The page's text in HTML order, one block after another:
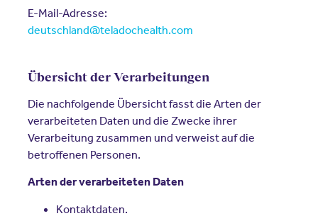
E-Mail-Adresse:
deutschland@teladochealth.com
Übersicht der Verarbeitungen
Die nachfolgende Übersicht fasst die Arten der
verarbeiteten Daten und die Zwecke ihrer
Verarbeitung zusammen und verweist auf die
betroffenen Personen.
Arten der verarbeiteten Daten
Kontaktdaten.